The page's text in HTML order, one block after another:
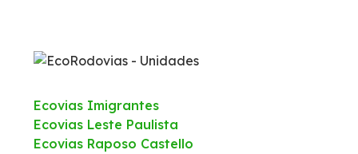
Ecovias Imigrantes
Ecovias Leste Paulista
Ecovias Raposo Castello